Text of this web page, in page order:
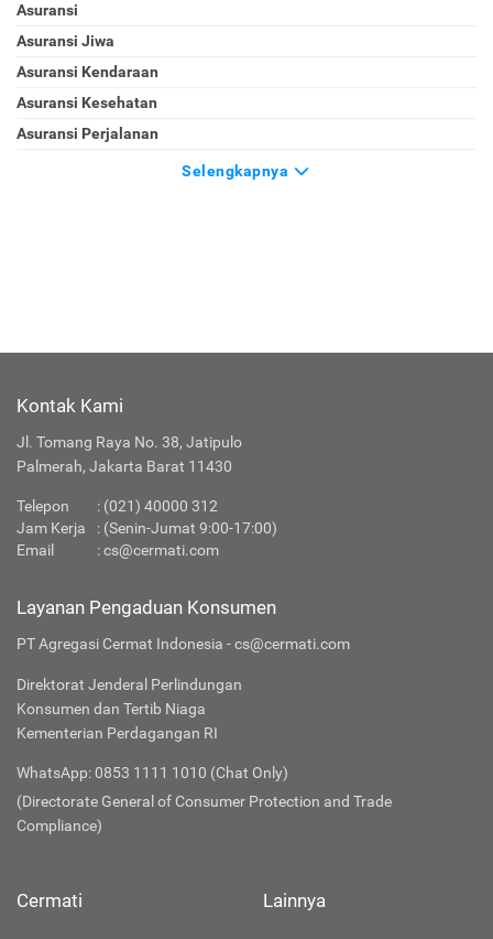
Asuransi
Asuransi Jiwa
Asuransi Kendaraan
Asuransi Kesehatan
Asuransi Perjalanan
Selengkapnya
Kontak Kami
Jl. Tomang Raya No. 38, Jatipulo
Palmerah, Jakarta Barat 11430
Telepon : (021) 40000 312
Jam Kerja
: (Senin-Jumat 9:00-17:00)
Email
:cs@cermati.com
Layanan Pengaduan Konsumen
PT Agregasi Cermat Indonesia - cs@cermati.com
Direktorat Jenderal Perlindungan
Konsumen dan Tertib Niaga
Kementerian Perdagangan RI
WhatsApp: 0853 1111 1010 (Chat Only)
(Directorate General of Consumer Protection and Trade
Compliance)
Cermati Lainnya